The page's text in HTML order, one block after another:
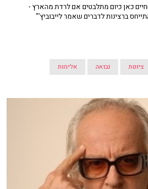
כאן כיום מתלבטים אם לרדת מהארץ -
ברצינות לדברים שאמר לייבוביץ'"
ציונות נבואה אלימות